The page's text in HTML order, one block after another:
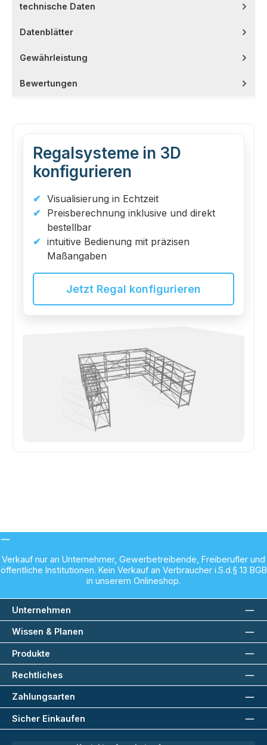
technische Daten
Datenblätter
Gewährleistung
Bewertungen
Regalsysteme in 3D
konfigurieren
Visualisierung in Echtzeit
Preisberechnung inklusive und direkt
bestellbar
intuitive Bedienung mit präzisen
Maßangaben
Jetzt Regal konfigurieren
Verkauf nur an Unternehmer, Gewerbetreibende, Freiberufler und
öffentliche Institutionen. Kein Verkauf an Verbraucher i.S.d.§ 13 BGB
in unserem Onlineshop.
Unternehmen
Wissen & Planen
Produkte
Rechtliches
Zahlungsarten
Sicher Einkaufen